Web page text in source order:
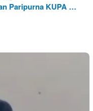
Paripurna KUPA …